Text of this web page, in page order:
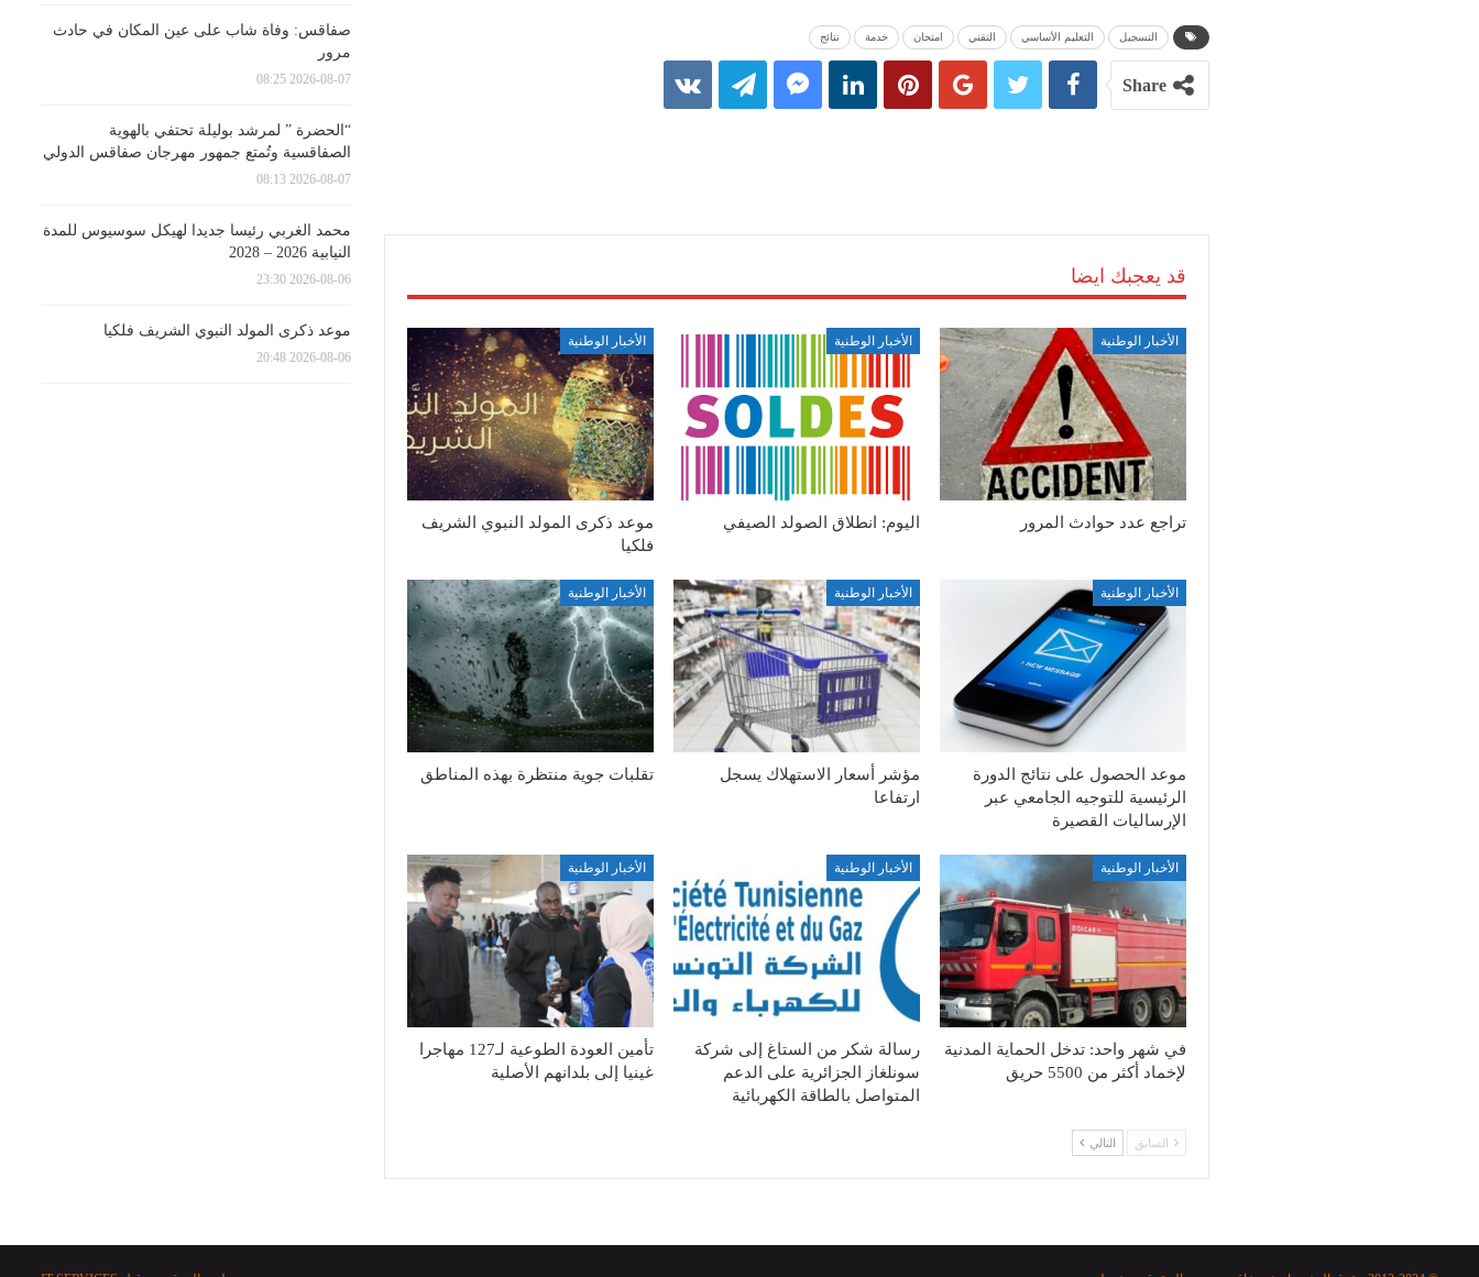
التسجيل التعليم الأساسي التقني امتحان خدمة نتائج
Share
قد يعجبك ايضا
الأخبار الوطنية
تراجع عدد حوادث المرور
الأخبار الوطنية
اليوم: انطلاق الصولد الصيفي
الأخبار الوطنية
موعد ذكرى المولد النبوي الشريف
فلكيا
الأخبار الوطنية
موعد الحصول على نتائج الدورة
الرئيسية للتوجيه الجامعي عبر
الإرساليات القصيرة
الأخبار الوطنية
مؤشر أسعار الاستهلاك يسجل
ارتفاعا
الأخبار الوطنية
تقلبات جوية منتظرة بهذه المناطق
الأخبار الوطنية
في شهر واحد: تدخل الحماية المدنية
لإخماد أكثر من 5500 حريق
الأخبار الوطنية
رسالة شكر من الستاغ إلى شركة
سونلغاز الجزائرية على الدعم
المتواصل بالطاقة الكهربائية
الأخبار الوطنية
تأمين العودة الطوعية لـ127 مهاجرا
غينيا إلى بلدانهم الأصلية
السابق التالي
صفاقس: وفاة شاب على عين المكان في حادث
مرور
2026-08-07 08:25
“الحضرة ” لمرشد بوليلة تحتفي بالهوية
الصفاقسية وتُمتع جمهور مهرجان صفاقس الدولي
2026-08-07 08:13
محمد الغربي رئيسا جديدا لهيكل سوسيوس للمدة
النيابية 2026 – 2028
2026-08-06 23:30
موعد ذكرى المولد النبوي الشريف فلكيا
2026-08-06 20:48